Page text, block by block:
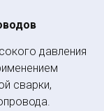
давления
сварки,